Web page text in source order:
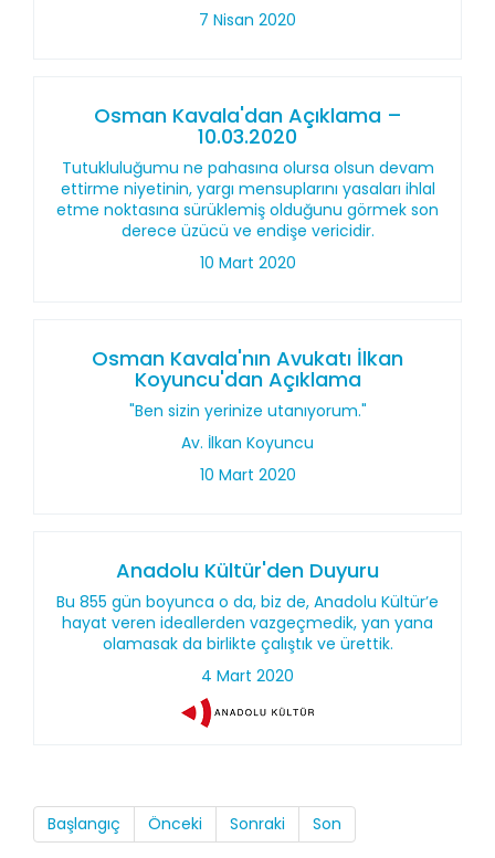
7 Nisan 2020
Osman Kavala'dan Açıklama –
10.03.2020
Tutukluluğumu ne pahasına olursa olsun devam
ettirme niyetinin, yargı mensuplarını yasaları ihlal
etme noktasına sürüklemiş olduğunu görmek son
derece üzücü ve endişe vericidir.
10 Mart 2020
Osman Kavala'nın Avukatı İlkan
Koyuncu'dan Açıklama
"Ben sizin yerinize utanıyorum."
Av. İlkan Koyuncu
10 Mart 2020
Anadolu Kültür'den Duyuru
Bu 855 gün boyunca o da, biz de, Anadolu Kültür’e
hayat veren ideallerden vazgeçmedik, yan yana
olamasak da birlikte çalıştık ve ürettik.
4 Mart 2020
Başlangıç Önceki Sonraki Son